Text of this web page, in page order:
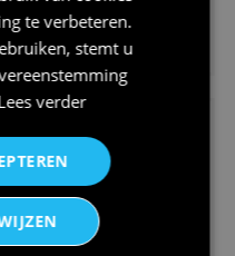
blauw st...
sport s...
te verbeteren.
stemt u
verder